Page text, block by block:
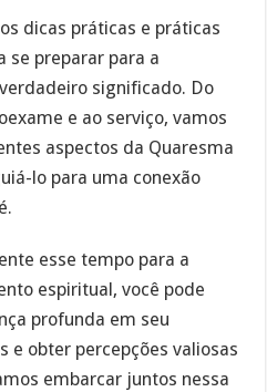
dicas práticas e práticas
se preparar para a
significado. Do
e ao serviço, vamos
aspectos da Quaresma
lo para uma conexão
esse tempo para a
espiritual, você pode
profunda em seu
e obter percepções valiosas
embarcar juntos nessa